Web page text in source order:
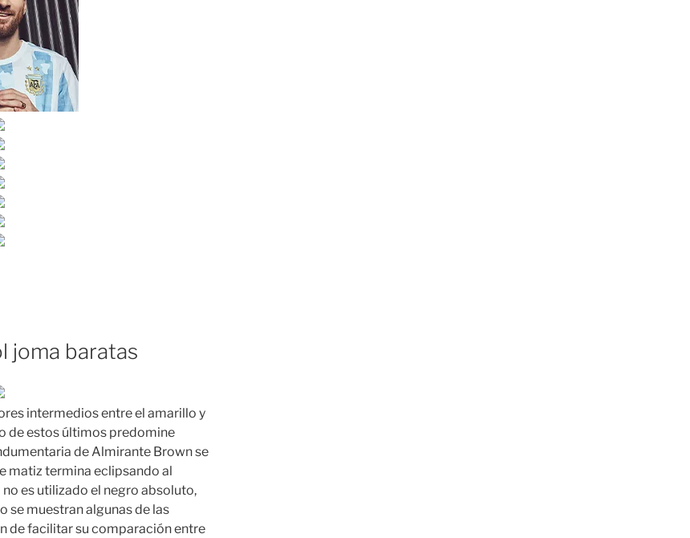
joma baratas
intermedios entre el amarillo y
de estos últimos predomine
de Almirante Brown se
matiz termina eclipsando al
es utilizado el negro absoluto,
se muestran algunas de las
de facilitar su comparación entre